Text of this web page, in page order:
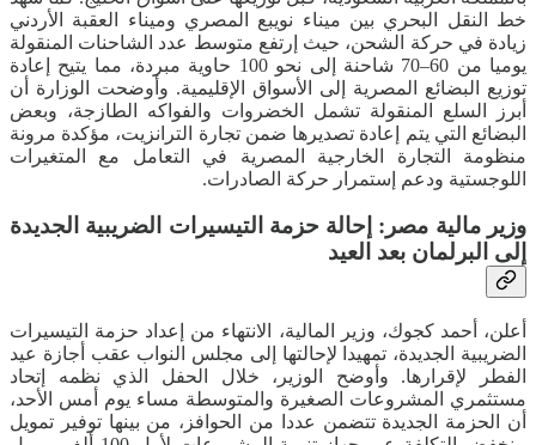
خط النقل البحري بين ميناء نويبع المصري وميناء العقبة الأردني
زيادة في حركة الشحن، حيث إرتفع متوسط عدد الشاحنات المنقولة
يوميا من 60–70 شاحنة إلى نحو 100 حاوية مبردة، مما يتيح إعادة
توزيع البضائع المصرية إلى الأسواق الإقليمية. وأوضحت الوزارة أن
أبرز السلع المنقولة تشمل الخضروات والفواكه الطازجة، وبعض
البضائع التي يتم إعادة تصديرها ضمن تجارة الترانزيت، مؤكدة مرونة
منظومة التجارة الخارجية المصرية في التعامل مع المتغيرات
اللوجستية ودعم إستمرار حركة الصادرات.
وزير مالية مصر: إحالة حزمة التيسيرات الضريبية الجديدة
إلى البرلمان بعد العيد
أعلن، أحمد كجوك، وزير المالية، الانتهاء من إعداد حزمة التيسيرات
الضريبية الجديدة، تمهيدا لإحالتها إلى مجلس النواب عقب أجازة عيد
الفطر لإقرارها. وأوضح الوزير، خلال الحفل الذي نظمه إتحاد
مستثمري المشروعات الصغيرة والمتوسطة مساء يوم أمس الأحد،
أن الحزمة الجديدة تتضمن عددا من الحوافز، من بينها توفير تمويل